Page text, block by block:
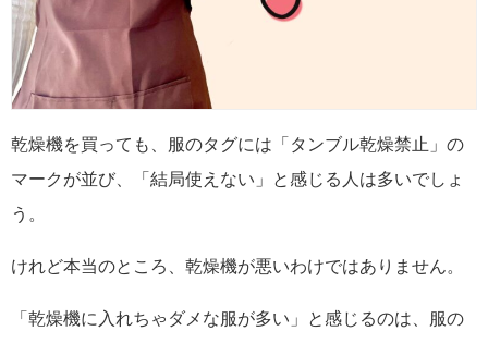
乾燥機を買っても、服のタグには「タンブル乾燥禁止」の
マークが並び、「結局使えない」と感じる人は多いでしょ
う。
けれど本当のところ、乾燥機が悪いわけではありません。
「乾燥機に入れちゃダメな服が多い」と感じるのは、服の